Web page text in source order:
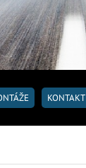
KONTAKT